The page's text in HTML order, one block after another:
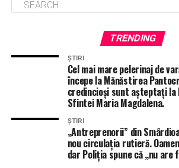
TRENDING
ȘTIRI
Cel mai mare pelerinaj de
începe la Mănăstirea
credincioși sunt așteptați
Sfintei Maria Magdalena.
ȘTIRI
„Antreprenorii” din
nou circulația rutieră.
dar Poliția spune că „nu are